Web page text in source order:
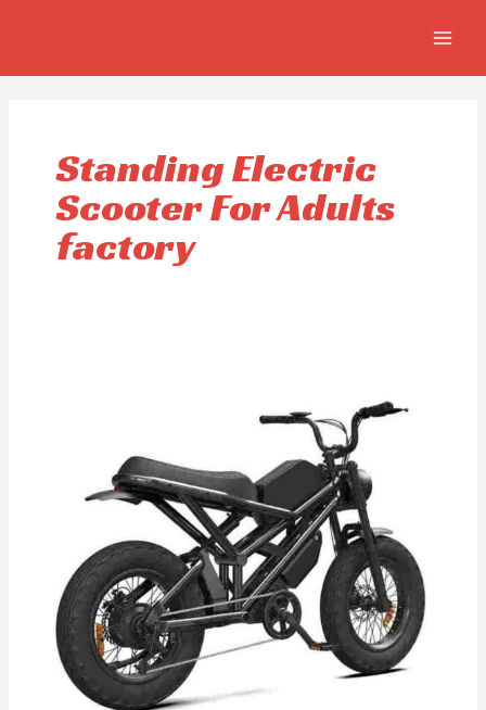
Standing Electric
Scooter For Adults
factory